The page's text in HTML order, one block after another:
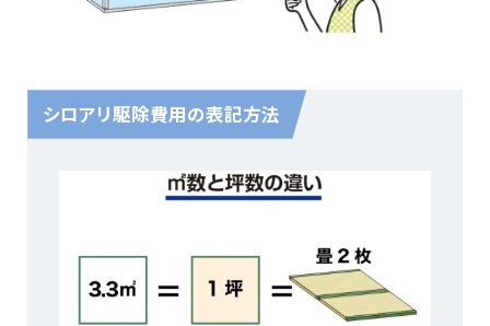
シロアリ駆除費用の表記方法